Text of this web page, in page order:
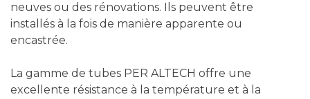
neuves ou des rénovations. Ils peuvent être
installés à la fois de manière apparente ou
encastrée.
La gamme de tubes PER ALTECH offre une
excellente résistance à la température et à la